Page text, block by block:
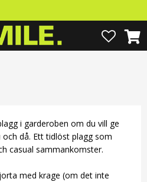
i garderoben om du vill ge
då. Ett tidlöst plagg som
casual sammankomster.
med krage (om det inte